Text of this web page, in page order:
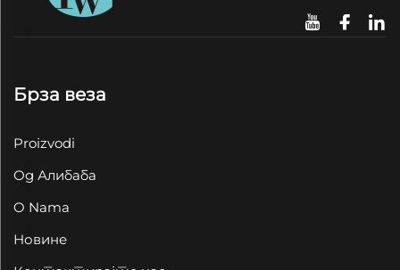
Брза веза
Proizvodi
Од Алибаба
O Nama
Новине